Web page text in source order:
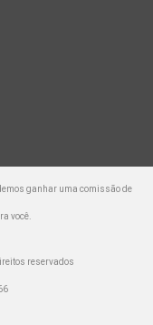
ganhar uma comissão de
você.
reservados